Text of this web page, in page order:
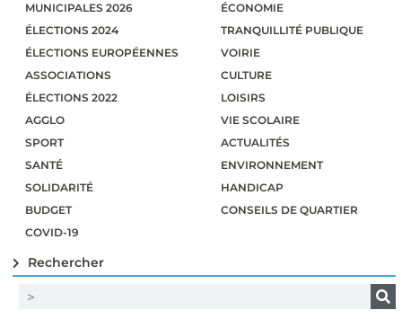
MUNICIPALES 2026
ÉLECTIONS 2024
ÉLECTIONS EUROPÉENNES
ASSOCIATIONS
ÉLECTIONS 2022
AGGLO
SPORT
SANTÉ
SOLIDARITÉ
BUDGET
COVID-19
ÉCONOMIE
TRANQUILLITÉ PUBLIQUE
VOIRIE
CULTURE
LOISIRS
VIE SCOLAIRE
ACTUALITÉS
ENVIRONNEMENT
HANDICAP
CONSEILS DE QUARTIER
Rechercher